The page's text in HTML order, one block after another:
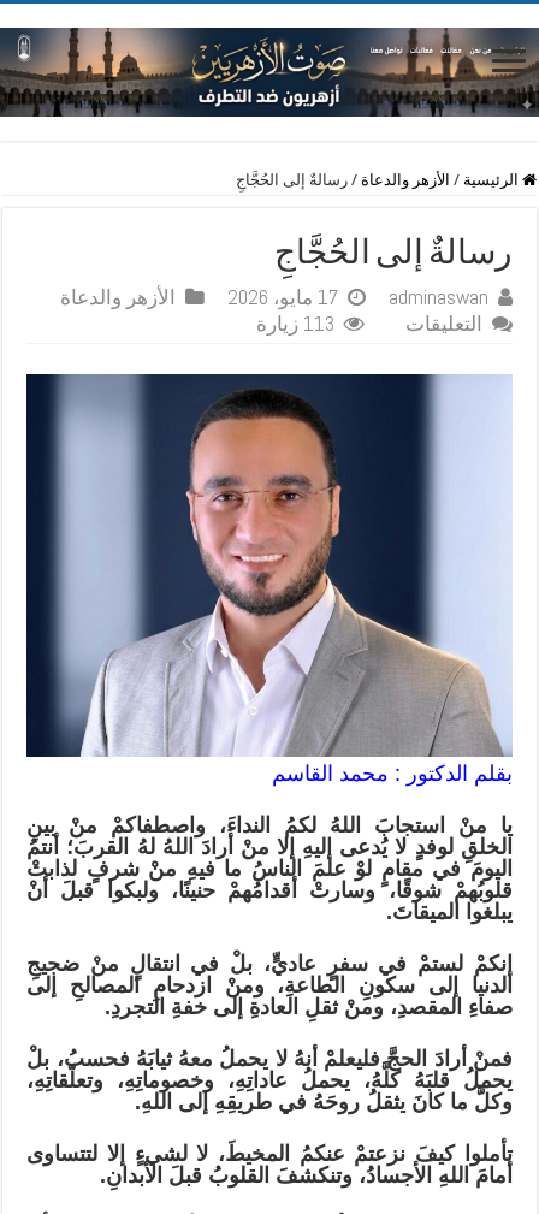
الرئيسية / الأزهر والدعاة / رسالةٌ إلى الحُجَّاجِ
رسالةٌ إلى الحُجَّاجِ
adminaswan 17 مايو، 2026
الأزهر والدعاة
التعليقات
إلى
113 زيارة
​بقلم الدكتور : محمد القاسم
يا منْ استجابَ اللهُ لكمُ النداءَ، واصطفاكمْ منْ بينِ
الخلقِ لوفدٍ لا يُدعى إليهِ إلا منْ أرادَ اللهُ لهُ القربَ؛ أنتمُ
اليومَ في مقامٍ لوْ علمَ الناسُ ما فيهِ منْ شرفٍ لذابتْ
قلوبُهمْ شوقًا، وسارتْ أقدامُهمْ حنينًا، ولبكوا قبلَ أنْ
يبلغوا الميقاتَ.
​إنكمْ لستمْ في سفرٍ عاديٍّ، بلْ في انتقالٍ منْ ضجيجِ
الدنيا إلى سكونِ الطاعةِ، ومنْ ازدحامِ المصالحِ إلى
صفاءِ المقصدِ، ومنْ ثقلِ العادةِ إلى خفةِ التجردِ.
فمنْ أرادَ الحجَّ فليعلمْ أنهُ لا يحملُ معهُ ثيابَهُ فحسبُ، بلْ
يحملُ قلبَهُ كلَّهُ، يحملُ عاداتِهِ، وخصوماتِهِ، وتعلّقاتِهِ،
وكلَّ ما كانَ يثقلُ روحَهُ في طريقِهِ إلى اللهِ.
​تأملوا كيفَ نزعتمْ عنكمُ المخيطَ، لا لشيءٍ إلا لتتساوى
أمامَ اللهِ الأجسادُ، وتنكشفَ القلوبُ قبلَ الأبدانِ.